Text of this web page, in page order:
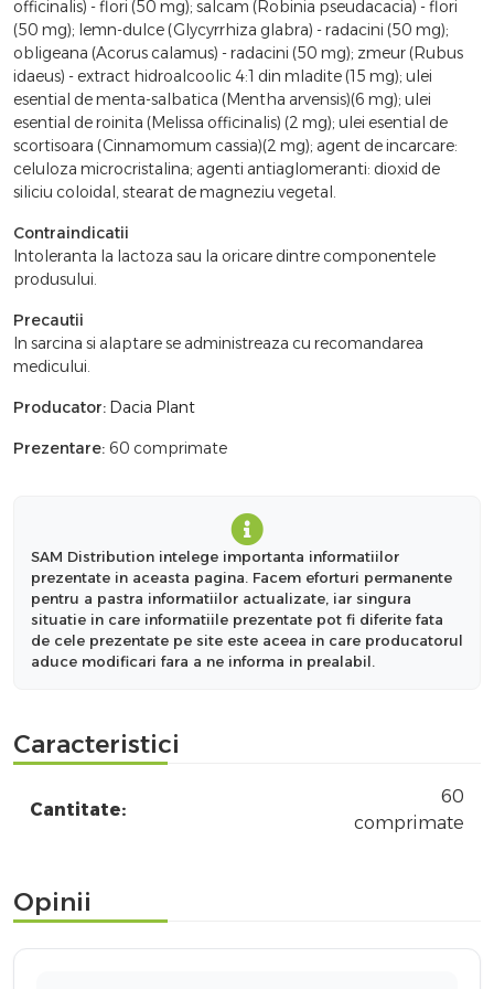
officinalis) - flori (50 mg); salcam (Robinia pseudacacia) - flori
(50 mg); lemn-dulce (Glycyrrhiza glabra) - radacini (50 mg);
obligeana (Acorus calamus) - radacini (50 mg); zmeur (Rubus
idaeus) - extract hidroalcoolic 4:1 din mladite (15 mg); ulei
esential de menta-salbatica (Mentha arvensis)(6 mg); ulei
esential de roinita (Melissa officinalis) (2 mg); ulei esential de
scortisoara (Cinnamomum cassia)(2 mg); agent de incarcare:
celuloza microcristalina; agenti antiaglomeranti: dioxid de
siliciu coloidal, stearat de magneziu vegetal.
Contraindicatii
Intoleranta la lactoza sau la oricare dintre componentele
produsului.
Precautii
In sarcina si alaptare se administreaza cu recomandarea
medicului.
Producator: Dacia Plant
Prezentare: 60 comprimate
SAM Distribution intelege importanta informatiilor
prezentate in aceasta pagina. Facem eforturi permanente
pentru a pastra informatiilor actualizate, iar singura
situatie in care informatiile prezentate pot fi diferite fata
de cele prezentate pe site este aceea in care producatorul
aduce modificari fara a ne informa in prealabil.
Caracteristici
Cantitate:
60
comprimate
Opinii